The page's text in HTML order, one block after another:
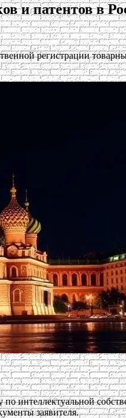
и патентов в
регистрации
интеллектуальной
заявителя.